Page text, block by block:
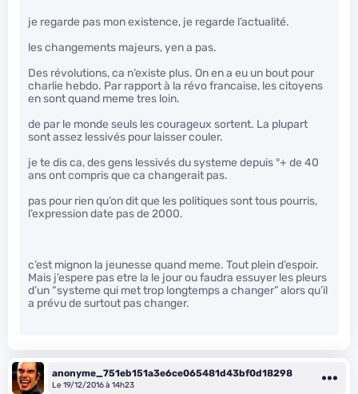
je regarde pas mon existence, je regarde l’actualité.
les changements majeurs, yen a pas.
Des révolutions, ca n’existe plus. On en a eu un bout pour
charlie hebdo. Par rapport à la révo francaise, les citoyens
en sont quand meme tres loin.
de par le monde seuls les courageux sortent. La plupart
sont assez lessivés pour laisser couler.
je te dis ca, des gens lessivés du systeme depuis °+ de 40
ans ont compris que ca changerait pas.
pas pour rien qu’on dit que les politiques sont tous pourris,
l’expression date pas de 2000.
c’est mignon la jeunesse quand meme. Tout plein d’espoir.
Mais j’espere pas etre la le jour ou faudra essuyer les pleurs
d’un “systeme qui met trop longtemps a changer” alors qu’il
a prévu de surtout pas changer.
anonyme_751eb151a3e6ce065481d43bf0d18298
Le 19/12/2016 à 14h23